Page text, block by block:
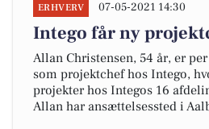
ERHVERV 07-05-2021 14:30
Intego får ny
Allan Christensen, 54 år, er
som projektchef hos Intego,
projekter hos Integos 16
Allan har ansættelsessted i